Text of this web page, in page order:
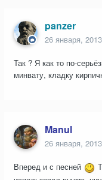
panzer
26 января, 2013
Так ? Я как то по-
минвату, кладку
Manul
26 января, 2013
Вперед и с песней